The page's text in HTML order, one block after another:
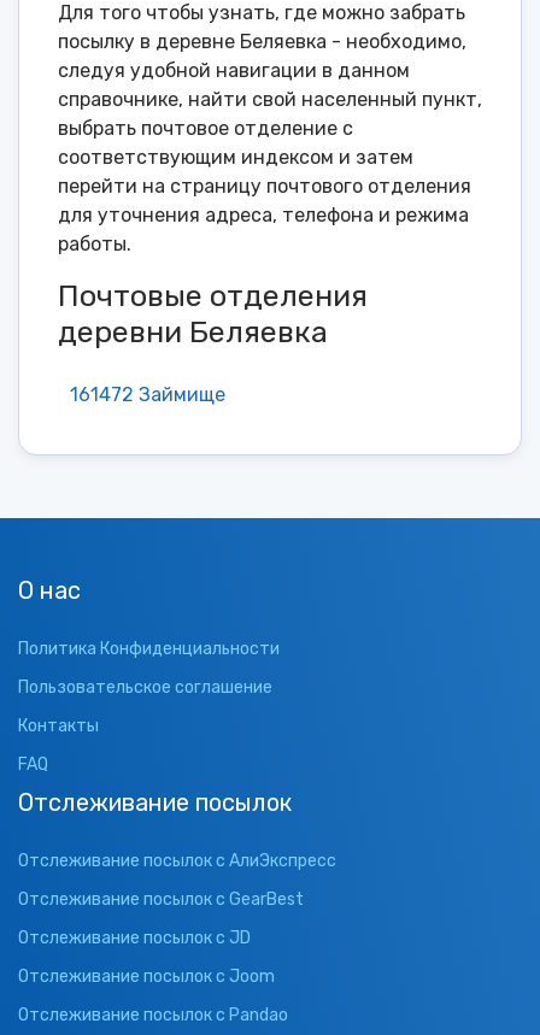
Для того чтобы узнать, где можно забрать
посылку в деревне Беляевка - необходимо,
следуя удобной навигации в данном
справочнике, найти свой населенный пункт,
выбрать почтовое отделение с
соответствующим индексом и затем
перейти на страницу почтового отделения
для уточнения адреса, телефона и режима
работы.
Почтовые отделения
деревни Беляевка
161472 Займище
О нас
Политика Конфиденциальности
Пользовательское соглашение
Контакты
FAQ
Отслеживание посылок
Отслеживание посылок с АлиЭкспресс
Отслеживание посылок с GearBest
Отслеживание посылок с JD
Отслеживание посылок с Joom
Отслеживание посылок с Pandao